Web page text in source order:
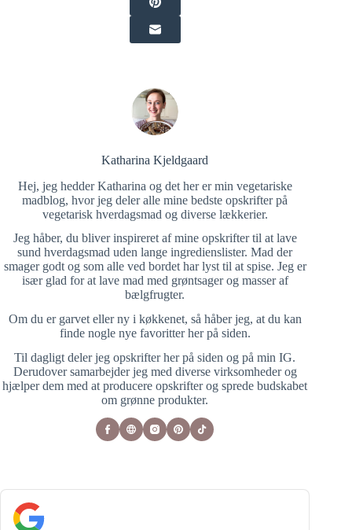
Katharina Kjeldgaard
Hej, jeg hedder Katharina og det her er min vegetariske
madblog, hvor jeg deler alle mine bedste opskrifter på
vegetarisk hverdagsmad og diverse lækkerier.
Jeg håber, du bliver inspireret af mine opskrifter til at lave
sund hverdagsmad uden lange ingredienslister. Mad der
smager godt og som alle ved bordet har lyst til at spise. Jeg er
især glad for at lave mad med grøntsager og masser af
bælgfrugter.
Om du er garvet eller ny i køkkenet, så håber jeg, at du kan
finde nogle nye favoritter her på siden.
Til dagligt deler jeg opskrifter her på siden og på min IG.
Derudover samarbejder jeg med diverse virksomheder og
hjælper dem med at producere opskrifter og sprede budskabet
om grønne produkter.